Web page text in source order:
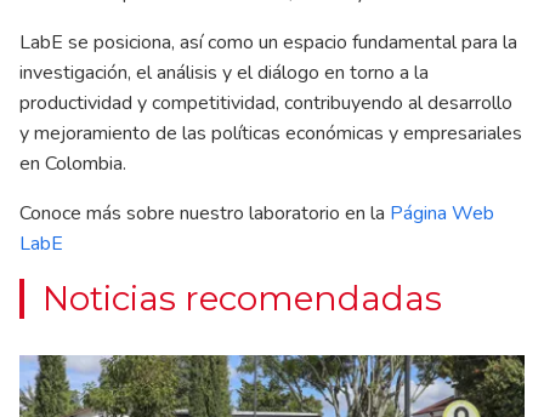
LabE se posiciona, así como un espacio fundamental para la
investigación, el análisis y el diálogo en torno a la
productividad y competitividad, contribuyendo al desarrollo
y mejoramiento de las políticas económicas y empresariales
en Colombia.
Conoce más sobre nuestro laboratorio en la Página Web
LabE
Noticias recomendadas